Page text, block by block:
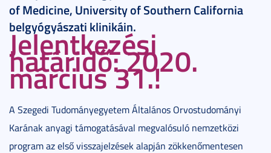
of Medicine, University of Southern California
belgyógyászati klinikáin.
Jelentkezési
határidő: 2020.
március 31.!
A Szegedi Tudományegyetem Általános Orvostudományi
Karának anyagi támogatásával megvalósuló nemzetközi
program az első visszajelzések alapján zökkenőmentesen